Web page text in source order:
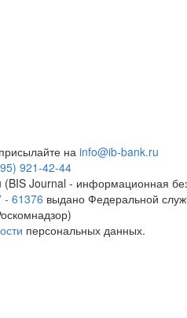
на info@ib-bank.ru
921-42-44
Journal - информационная
- 61376 выдано Федеральной
персональных данных.